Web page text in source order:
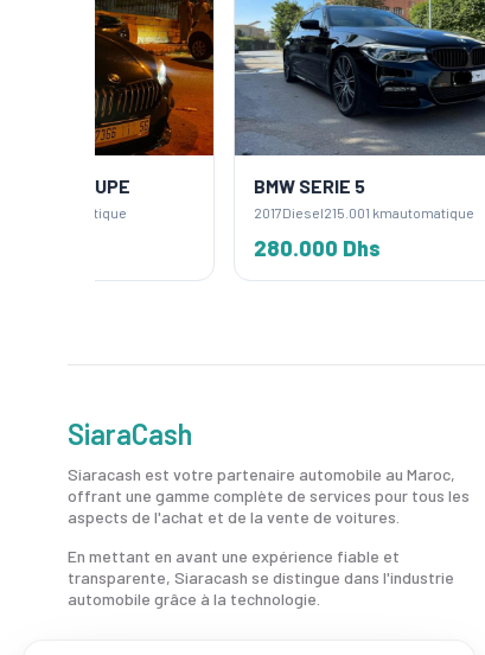
BMW SERIE 5
2017 215.001 kmautomatique
SiaraCash
Siaracash est votre partenaire automobile au Maroc,
offrant une gamme complète de services pour tous les
aspects de l'achat et de la vente de voitures.
En mettant en avant une expérience fiable et
transparente, Siaracash se distingue dans l'industrie
automobile grâce à la technologie.